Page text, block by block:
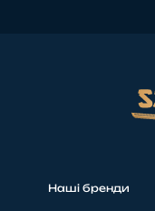
Наші бренди